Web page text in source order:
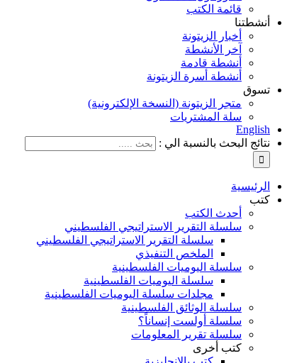
قائمة الكتب
أنشطتنا
أخبار الزيتونة
آخر الأنشطة
أنشطة قادمة
أنشطة أسرة الزيتونة
تسوق
متجر الزيتونة (النسخة الإلكترونية)
سلة المشتريات
English
نتائج البحث بالنسبة الي :
الرئيسية
كتب
أحدث الكتب
سلسلة التقرير الاستراتيجي الفلسطيني
سلسلة التقرير الاستراتيجي الفلسطيني
الملخص التنفيذي
سلسلة اليوميات الفلسطينية
سلسلة اليوميات الفلسطينية
مجلدات سلسلة اليوميات الفلسطينية
سلسلة الوثائق الفلسطينية
سلسلة أولست إنساناً؟
سلسلة تقرير المعلومات
كتب أخرى